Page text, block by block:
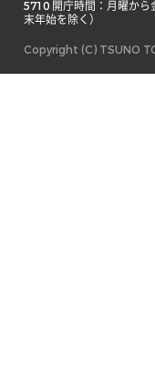
5710 開庁時間：月曜か
末年始を除く）
Copyright (C) TSUNO